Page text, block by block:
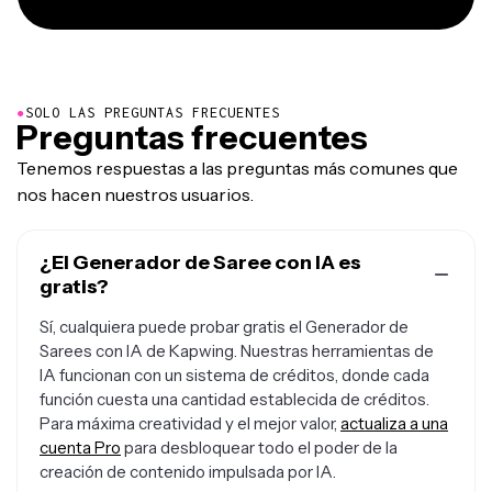
●SOLO LAS PREGUNTAS FRECUENTES
Preguntas frecuentes
Tenemos respuestas a las preguntas más comunes que
nos hacen nuestros usuarios.
¿El Generador de Saree con IA es
gratis?
Sí, cualquiera puede probar gratis el Generador de
Sarees con IA de Kapwing. Nuestras herramientas de
IA funcionan con un sistema de créditos, donde cada
función cuesta una cantidad establecida de créditos.
Para máxima creatividad y el mejor valor, actualiza a una
cuenta Pro para desbloquear todo el poder de la
creación de contenido impulsada por IA.